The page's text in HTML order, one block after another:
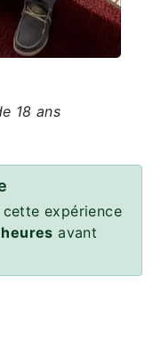
18 ans
expérience
avant